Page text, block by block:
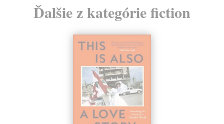
Ďalšie z kategórie fiction